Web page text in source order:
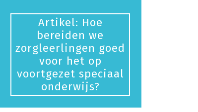
Artikel: Hoe
bereiden we
zorgleerlingen goed
voor het op
voortgezet speciaal
onderwijs?